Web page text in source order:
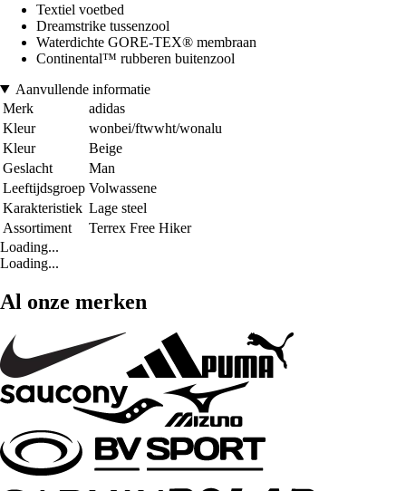
Textiel voetbed
Dreamstrike tussenzool
Waterdichte GORE-TEX® membraan
Continental™ rubberen buitenzool
Aanvullende informatie
Merk
adidas
Kleur
wonbei/ftwwht/wonalu
Kleur
Beige
Geslacht
Man
Leeftijdsgroep Volwassene
Karakteristiek Lage steel
Assortiment
Terrex Free Hiker
Loading...
Loading...
Al onze merken